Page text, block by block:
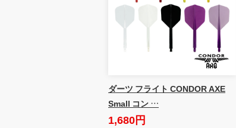
ダーツ フライト CONDOR AXE
Small コン …
1,680円